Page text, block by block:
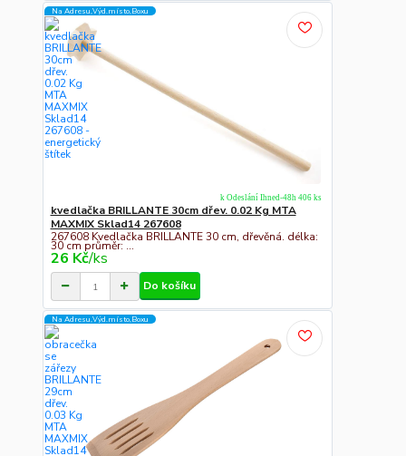
Na Adresu,Výd.místo,Boxu
kvedlačka BRILLANTE 30cm dřev. 0.02 Kg MTA
MAXMIX Sklad14 267608
267608 Kvedlačka BRILLANTE 30 cm, dřevěná. délka:
30 cm průměr: ...
26 Kč/ks
k Odeslání Ihned-48h 406 ks
Do košíku
Na Adresu,Výd.místo,Boxu